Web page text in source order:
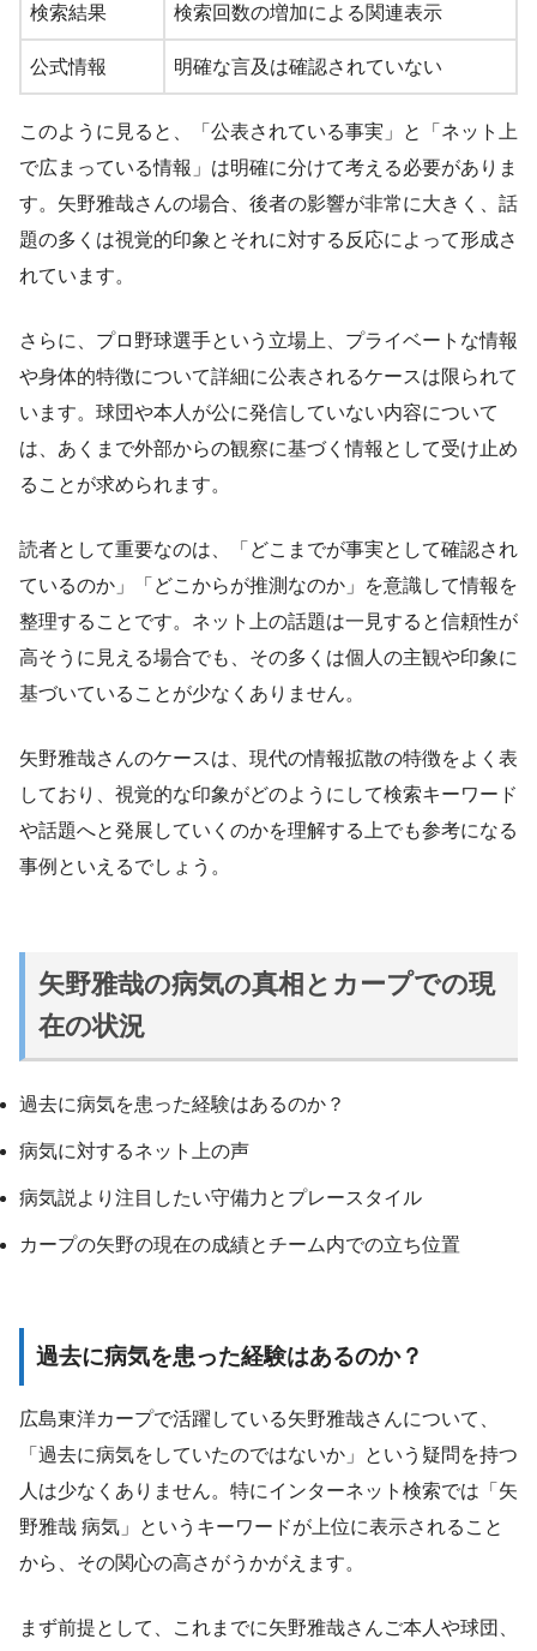
検索結果 検索回数の増加による関連表示
公式情報 明確な言及は確認されていない
このように見ると、「公表されている事実」と「ネット上
で広まっている情報」は明確に分けて考える必要がありま
す。矢野雅哉さんの場合、後者の影響が非常に大きく、話
題の多くは視覚的印象とそれに対する反応によって形成さ
れています。
さらに、プロ野球選手という立場上、プライベートな情報
や身体的特徴について詳細に公表されるケースは限られて
います。球団や本人が公に発信していない内容について
は、あくまで外部からの観察に基づく情報として受け止め
ることが求められます。
読者として重要なのは、「どこまでが事実として確認され
ているのか」「どこからが推測なのか」を意識して情報を
整理することです。ネット上の話題は一見すると信頼性が
高そうに見える場合でも、その多くは個人の主観や印象に
基づいていることが少なくありません。
矢野雅哉さんのケースは、現代の情報拡散の特徴をよく表
しており、視覚的な印象がどのようにして検索キーワード
や話題へと発展していくのかを理解する上でも参考になる
事例といえるでしょう。
矢野雅哉の病気の真相とカープでの現
在の状況
過去に病気を患った経験はあるのか？
病気に対するネット上の声
病気説より注目したい守備力とプレースタイル
カープの矢野の現在の成績とチーム内での立ち位置
過去に病気を患った経験はあるのか？
広島東洋カープで活躍している矢野雅哉さんについて、
「過去に病気をしていたのではないか」という疑問を持つ
人は少なくありません。特にインターネット検索では「矢
野雅哉 病気」というキーワードが上位に表示されること
から、その関心の高さがうかがえます。
まず前提として、これまでに矢野雅哉さんご本人や球団、